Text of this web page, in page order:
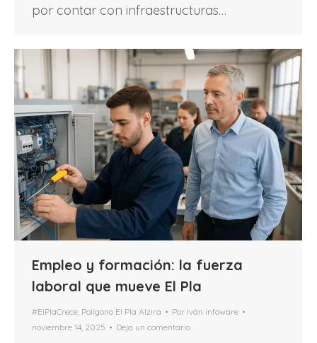
por contar con infraestructuras…
Empleo y formación: la fuerza
laboral que mueve El Pla
#ElPlaCrece, Polígono El Pla Alzira Por Iván infoware
noviembre 14, 2025
Deja un comentario